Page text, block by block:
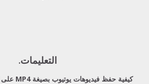
التعليمات.
كيفية حفظ فيديوهات يوتيوب بصيغة MP4 على الهاتف؟